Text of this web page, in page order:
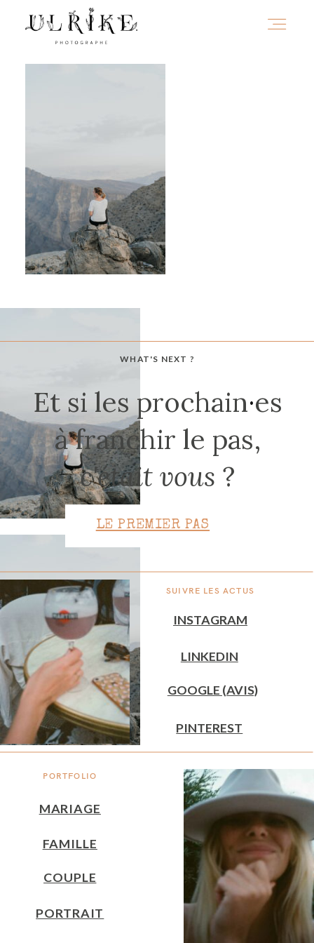
WHAT'S NEXT ?
PORTFOLIO
SUIVRE LES ACTUS
Et si les prochain·es
à franchir le pas,
c'était vous ?
MARIAGE
INSTAGRAM
GOOGLE (AVIS)
FAMILLE
PINTEREST
COUPLE
LINKEDIN
PORTRAIT
LE PREMIER PAS
PORTFOLIO
INFOS
JOURNAL
CONTACT